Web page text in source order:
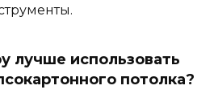
лучше использовать
потолка?